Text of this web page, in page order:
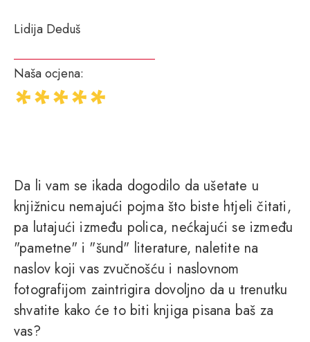
Lidija Deduš
Naša ocjena:
Da li vam se ikada dogodilo da ušetate u
knjižnicu nemajući pojma što biste htjeli čitati,
pa lutajući između polica, nećkajući se između
"pametne" i "šund" literature, naletite na
naslov koji vas zvučnošću i naslovnom
fotografijom zaintrigira dovoljno da u trenutku
shvatite kako će to biti knjiga pisana baš za
vas?